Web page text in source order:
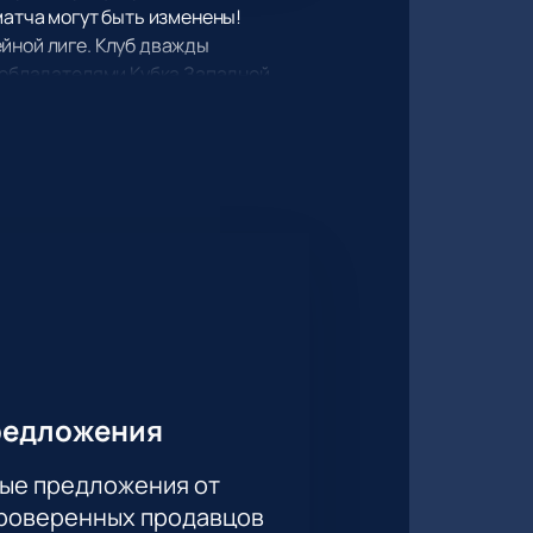
могут быть изменены!
лиге. Клуб дважды
Кубка Западной
неповторимые эмоции и
предложения от
продавцов